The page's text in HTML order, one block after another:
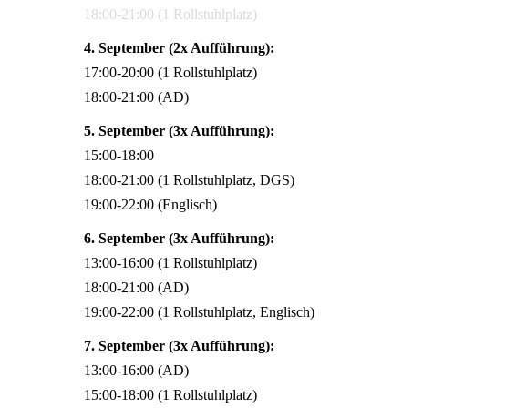
18:00-21:00 (1 Rollstuhlplatz)
4. September (2x Aufführung):
17:00-20:00 (1 Rollstuhlplatz)
18:00-21:00 (AD)
5. September (3x Aufführung):
15:00-18:00
18:00-21:00 (1 Rollstuhlplatz, DGS)
19:00-22:00 (Englisch)
6. September (3x Aufführung):
13:00-16:00 (1 Rollstuhlplatz)
18:00-21:00 (AD)
19:00-22:00 (1 Rollstuhlplatz, Englisch)
7. September (3x Aufführung):
13:00-16:00 (AD)
15:00-18:00 (1 Rollstuhlplatz)